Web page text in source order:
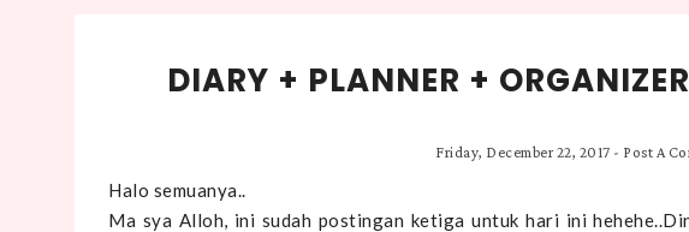
DIARY + PLANNER +
Friday, December 22, 2017 - Post A
Halo semuanya..
Ma sya Alloh, ini sudah postingan ketiga untuk hari ini